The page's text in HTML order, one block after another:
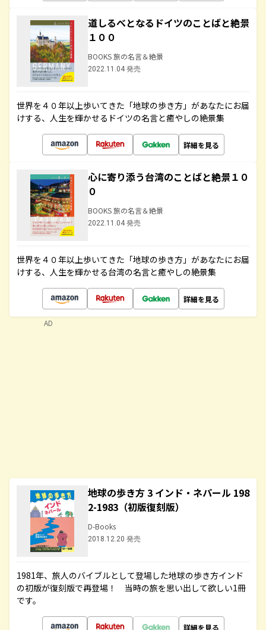
道しるべとなるドイツのことばと絶景
１００
BOOKS 旅の名言＆絶景
2022.11.04 発売
世界を４０年以上歩いてきた「地球の歩き方」があなたにお届
けする、人生を輝かせるドイツの名言と癒やしの絶景集
詳細を見る
心に寄り添う台湾のことばと絶景１０
０
BOOKS 旅の名言＆絶景
2022.11.04 発売
世界を４０年以上歩いてきた「地球の歩き方」があなたにお届
けする、人生を輝かせる台湾の名言と癒やしの絶景集
詳細を見る
地球の歩き方 3 インド・ネパール 198
2-1983（初版復刻版）
D-Books
2018.12.20 発売
1981年、旅人のバイブルとして登場した地球の歩き方インド
の初版が復刻版で再登場！ 当時の旅を思い出して欲しい1冊
です。
詳細を見る
AD